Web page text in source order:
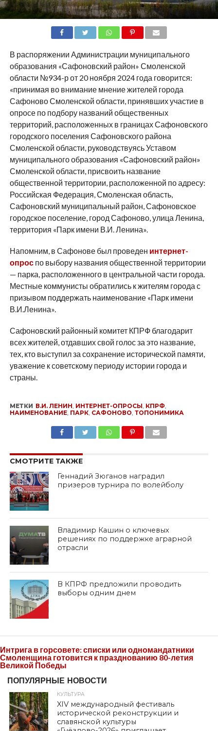
В распоряжении Администрации муниципального
образования «Сафоновский район» Смоленской
области №934-р от 20 ноября 2024 года говорится:
«принимая во внимание мнение жителей города
Сафоново Смоленской области, принявших участие в
опросе по подбору названий общественных
территорий, расположенных в границах Сафоновского
городского поселения Сафоновского района
Смоленской области, руководствуясь Уставом
муниципального образования «Сафоновский район»
Смоленской области, присвоить название
общественной территории, расположенной по адресу:
Российская Федерация, Смоленская область,
Сафоновский муниципальный район, Сафоновское
городское поселение, город Сафоново, улица Ленина,
территория «Парк имени В.И. Ленина».
Напомним, в Сафонове был проведен интернет-
опроспо выбору названия общественной территории
— парка, расположенного в центральной части города.
Местные коммунисты обратились к жителям города с
призывом поддержать наименование «Парк имени
В.И.Ленина».
Сафоновский районный комитет КПРФ благодарит
всех жителей, отдавших свой голос за это название,
тех, кто выступил за сохранение исторической памяти,
уважение к советскому периоду истории города и
страны.
МЕТКИ В.И. ЛЕНИН, ИНТЕРНЕТ-ОПРОСЫ, КПРФ,
НАИМЕНОВАНИЕ, ПАРК, САФОНОВО, ТОПОНИМИКА
СМОТРИТЕ ТАКЖЕ
Геннадий Зюганов наградил
призеров турнира по волейболу
Владимир Кашин о ключевых
решениях по поддержке аграрной
отрасли
В КПРФ предложили проводить
выборы одним днем
Интрига в горсовете: списки или одномандатники
Смоленщина готовится к празднованию 80-летия
Великой Победы
ПОПУЛЯРНЫЕ НОВОСТИ
КУЛЬТУРА
XIV международный фестиваль
исторической реконструкции и
славянской культуры